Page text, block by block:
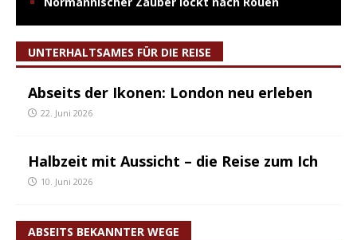
UNTERHALTSAMES FÜR DIE REISE
Abseits der Ikonen: London neu erleben
22. Juni 2026
Halbzeit mit Aussicht – die Reise zum Ich
10. Juni 2026
ABSEITS BEKANNTER WEGE